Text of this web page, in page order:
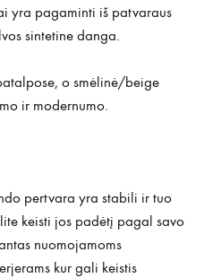
yra pagaminti iš patvaraus
sintetine danga.
o smėlinė/beige
ir modernumo.
pertvara yra stabili ir tuo
keisti jos padėtį pagal savo
nuomojamoms
kur gali keistis